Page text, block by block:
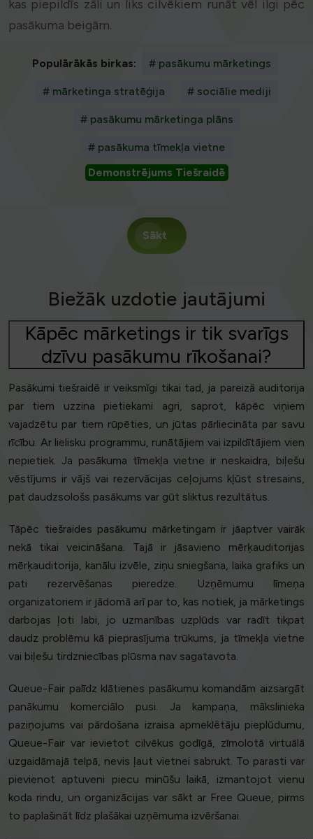
kas piepildīs zāli un liks cilvēkiem runāt vēl ilgi pēc
pasākuma beigām.
Populārākās birkas: # pasākumu mārketings
# mārketinga stratēģija # sociālie mediji
# pasākumu mārketinga plāns
# pasākuma tīmekļa vietne
Demonstrējums Tiešraidē
Sākt
Biežāk uzdotie jautājumi
Kāpēc mārketings ir tik svarīgs
dzīvu pasākumu rīkošanai?
Pasākumi tiešraidē ir veiksmīgi tikai tad, ja pareizā auditorija
par tiem uzzina pietiekami agri, saprot, kāpēc viņiem
vajadzētu par tiem rūpēties, un jūtas pārliecināta par savu
rīcību. Ar lielisku programmu, runātājiem vai izpildītājiem vien
nepietiek. Ja pasākuma tīmekļa vietne ir neskaidra, biļešu
vēstījums ir vājš vai rezervācijas ceļojums kļūst stresains,
pat daudzsološs pasākums var gūt sliktus rezultātus.
Tāpēc tiešraides pasākumu mārketingam ir jāaptver vairāk
nekā tikai veicināšana. Tajā ir jāsavieno mērķauditorijas
mērķauditorija, kanālu izvēle, ziņu sniegšana, laika grafiks un
pati rezervēšanas pieredze. Uzņēmumu līmeņa
organizatoriem ir jādomā arī par to, kas notiek, ja mārketings
darbojas ļoti labi, jo uzmanības uzplūds var radīt tikpat
daudz problēmu kā pieprasījuma trūkums, ja tīmekļa vietne
vai biļešu tirdzniecības plūsma nav sagatavota.
Queue-Fair palīdz klātienes pasākumu komandām aizsargāt
panākumu komerciālo pusi. Ja kampaņa, mākslinieka
paziņojums vai pārdošana izraisa apmeklētāju pieplūdumu,
Queue-Fair var ievietot cilvēkus godīgā, zīmolotā virtuālā
uzgaidāmajā telpā, nevis ļaut vietnei sabrukt. To parasti var
pievienot aptuveni piecu minūšu laikā, izmantojot vienu
koda rindu, un organizācijas var sākt ar Free Queue, pirms
to paplašināt līdz plašākai uzņēmuma izvēršanai.